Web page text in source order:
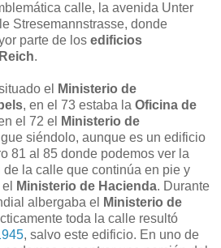
calle, la avenida Unter
Stresemannstrasse, donde
parte de los edificios
.
el
Ministerio de
, en el 73 estaba la Oficina de
el 72 el
Ministerio de
siéndolo, aunque es un edificio
81 al 85 donde podemos ver la
la calle que continúa en pie y
Ministerio de Hacienda. Durante
albergaba el
Ministerio de
toda la calle resultó
, salvo este edificio. En uno de